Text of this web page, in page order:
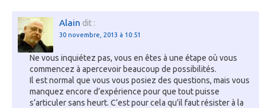
Alain dit :
30 novembre, 2013 à 10:51
Ne vous inquiétez pas, vous en êtes à une étape où vous
commencez à apercevoir beaucoup de possibilités.
Il est normal que vous vous posiez des questions, mais vous
manquez encore d’expérience pour que tout puisse
s’articuler sans heurt. C’est pour cela qu’il faut résister à la